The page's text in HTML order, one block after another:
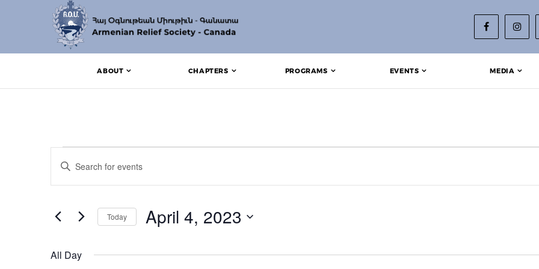
ABOUT CHAPTERS PROGRAMS EVENTS MEDIA
Events for April 4, 2023
Events
Search
Views
Enter
Keyword.
Search
by
Today April 4, 2023
All Day